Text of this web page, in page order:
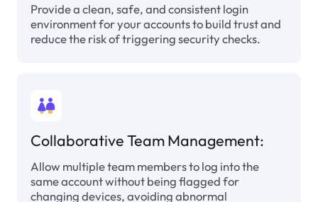
Provide a clean, safe, and consistent login
environment for your accounts to build trust and
reduce the risk of triggering security checks.
Collaborative Team Management:
Allow multiple team members to log into the
same account without being flagged for
changing devices, avoiding abnormal